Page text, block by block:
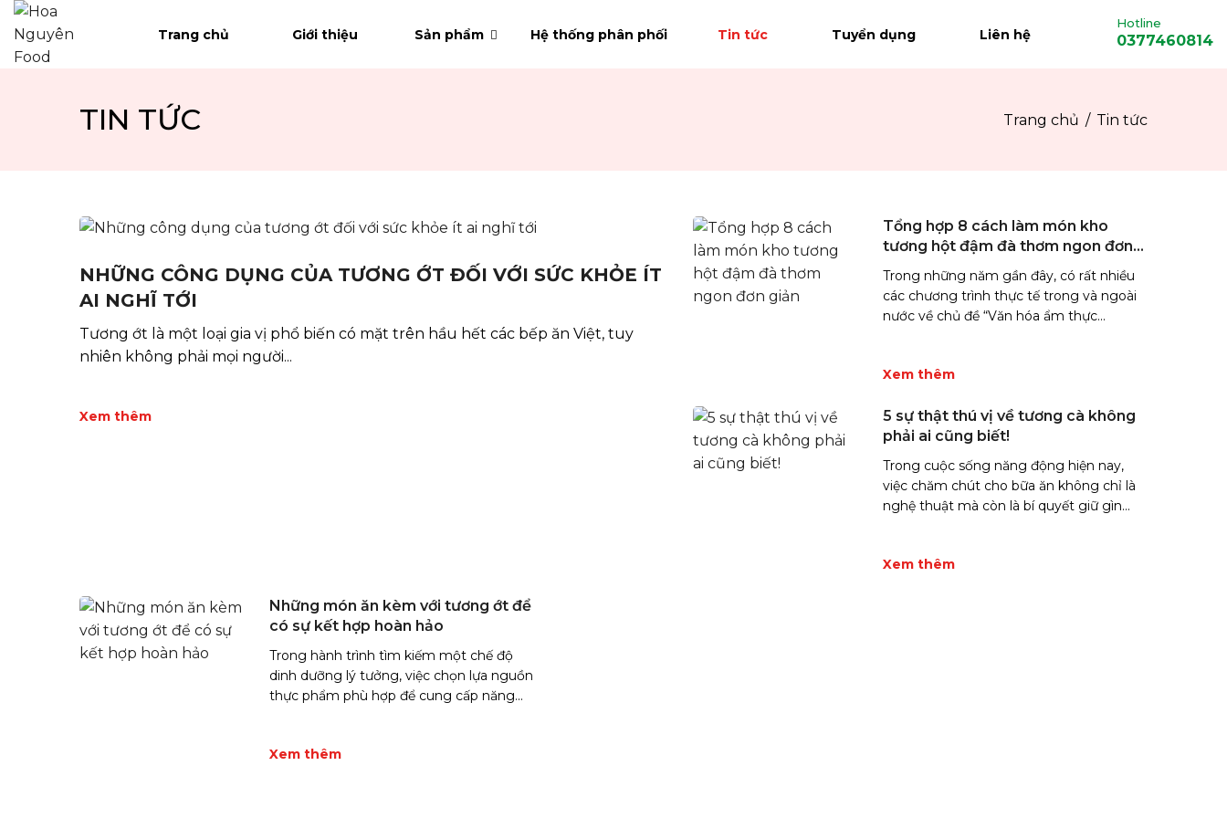
Trang chủ
Sản phẩm
Trang chủ Giới thiệu Sản phẩm Hệ thống phân phối Tin tức Tuyển dụng Liên hệ
Hotline
0377460814
TIN TỨC Trang chủ Tin tức
NHỮNG CÔNG DỤNG CỦA TƯƠNG ỚT ĐỐI VỚI SỨC KHỎE ÍT
AI NGHĨ TỚI
Tương ớt là một loại gia vị phổ biến có mặt trên hầu hết các bếp ăn Việt, tuy
nhiên không phải mọi người...
Xem thêm
Tổng hợp 8 cách làm món kho
tương hột đậm đà thơm ngon đơn
giản
Trong những năm gần đây, có rất nhiều
các chương trình thực tế trong và ngoài
nước về chủ đề “Văn hóa ẩm thực...
Xem thêm
5 sự thật thú vị về tương cà không
phải ai cũng biết!
Trong cuộc sống năng động hiện nay,
việc chăm chút cho bữa ăn không chỉ là
nghệ thuật mà còn là bí quyết giữ gìn...
Xem thêm
Những món ăn kèm với tương ớt để
có sự kết hợp hoàn hảo
Trong hành trình tìm kiếm một chế độ
dinh dưỡng lý tưởng, việc chọn lựa nguồn
thực phẩm phù hợp để cung cấp năng...
Xem thêm